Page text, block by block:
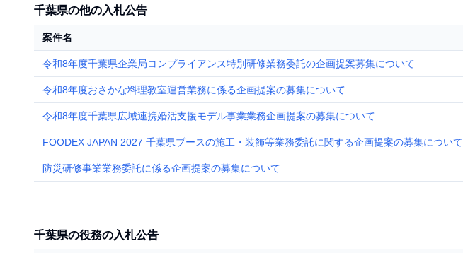
千葉県の他の入札公告
案件名
令和8年度千葉県企業局コンプライアンス特別研修業務委託の企画提案募集について
令和8年度おさかな料理教室運営業務に係る企画提案の募集について
令和8年度千葉県広域連携婚活支援モデル事業業務企画提案の募集について
FOODEX JAPAN 2027 千葉県ブースの施工・装飾等業務委託に関する企画提案の募集について
防災研修事業業務委託に係る企画提案の募集について
千葉県の役務の入札公告